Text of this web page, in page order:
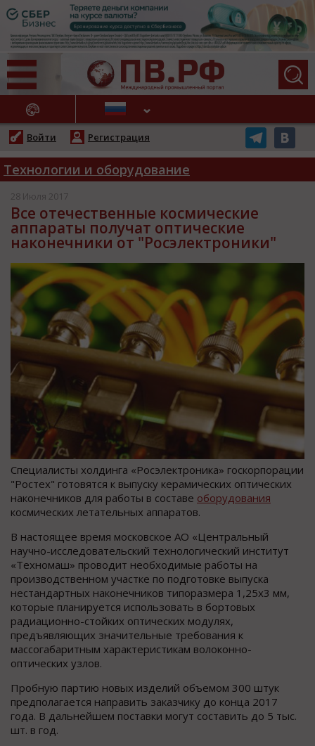
НОВОСТИ
Войти Регистрация
Технологии и оборудование
28 Июля 2017
Все отечественные космические
аппараты получат оптические
наконечники от "Росэлектроники"
Специалисты холдинга «Росэлектроника» госкорпорации
"Ростех" готовятся к выпуску керамических оптических
наконечников для работы в составе оборудования
космических летательных аппаратов.
В настоящее время московское АО «Центральный
научно-исследовательский технологический институт
«Техномаш» проводит необходимые работы на
производственном участке по подготовке выпуска
нестандартных наконечников типоразмера 1,25х3 мм,
которые планируется использовать в бортовых
радиационно-стойких оптических модулях,
предъявляющих значительные требования к
массогабаритным характеристикам волоконно-
оптических узлов.
Пробную партию новых изделий объемом 300 штук
предполагается направить заказчику до конца 2017
года. В дальнейшем поставки могут составить до 5 тыс.
шт. в год.